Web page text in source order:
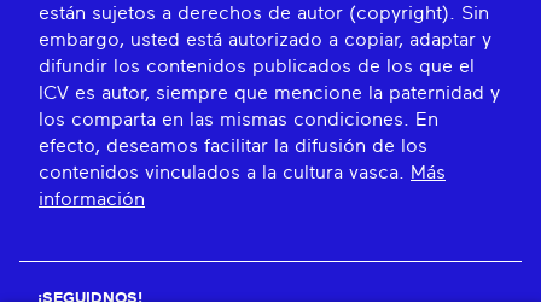
están sujetos a derechos de autor (copyright). Sin
embargo, usted está autorizado a copiar, adaptar y
difundir los contenidos publicados de los que el
ICV es autor, siempre que mencione la paternidad y
los comparta en las mismas condiciones. En
efecto, deseamos facilitar la difusión de los
contenidos vinculados a la cultura vasca.
Más
información
¡SEGUIDNOS!